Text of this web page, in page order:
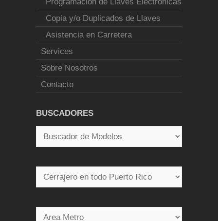
Copia y/o Duplicados de Llaves
Asistencia en Carretera
Services
Sobre Nosotros
Contacto
BUSCADORES